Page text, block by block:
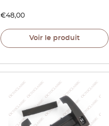
€48,00
Voir le produit